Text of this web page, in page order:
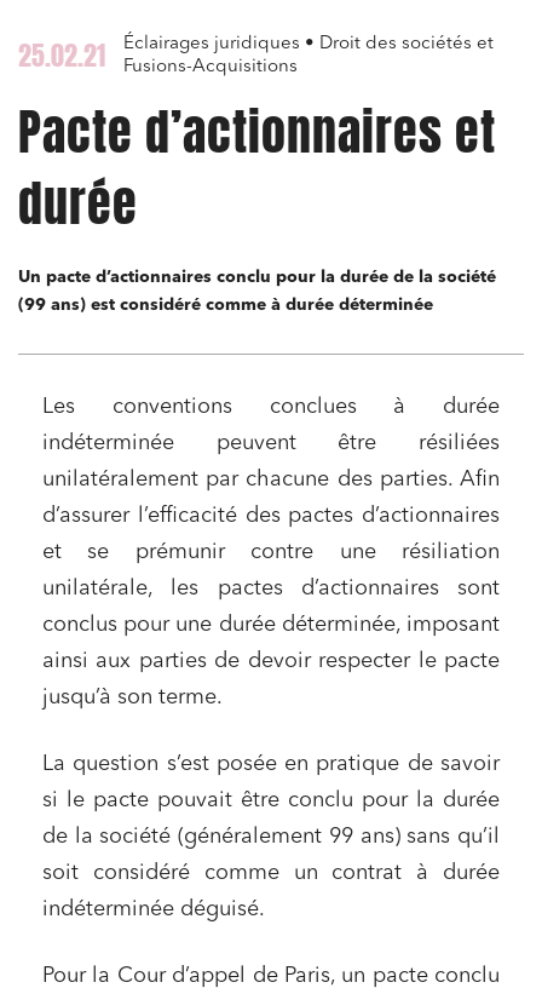
25.02.21
Éclairages juridiques • Droit des sociétés et
Fusions-Acquisitions
Pacte d’actionnaires et
durée
Un pacte d’actionnaires conclu pour la durée de la société
(99 ans) est considéré comme à durée déterminée
Les conventions conclues à durée
indéterminée peuvent être résiliées
unilatéralement par chacune des parties. Afin
d’assurer l’efficacité des pactes d’actionnaires
et se prémunir contre une résiliation
unilatérale, les pactes d’actionnaires sont
conclus pour une durée déterminée, imposant
ainsi aux parties de devoir respecter le pacte
jusqu’à son terme.
La question s’est posée en pratique de savoir
si le pacte pouvait être conclu pour la durée
de la société (généralement 99 ans) sans qu’il
soit considéré comme un contrat à durée
indéterminée déguisé.
Pour la Cour d’appel de Paris, un pacte conclu